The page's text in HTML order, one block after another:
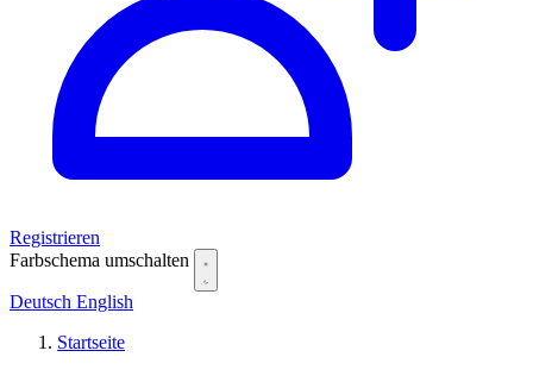
Registrieren
Farbschema umschalten
Deutsch English
Startseite